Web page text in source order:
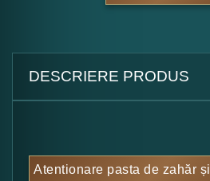
DESCRIERE PRODUS
Atentionare pasta de zahăr